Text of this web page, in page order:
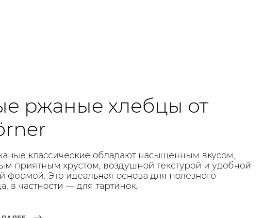
ржаные хлебцы от
классические обладают насыщенным вкусом,
приятным хрустом, воздушной текстурой и удобной
формой. Это идеальная основа для полезного
в частности — для тартинок.